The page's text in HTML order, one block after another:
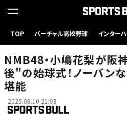
TOP バーチャル高校野球 インター
NMB48・小嶋花梨が阪
後"の始球式！ノーバン
堪能
2025.08.10 21:03